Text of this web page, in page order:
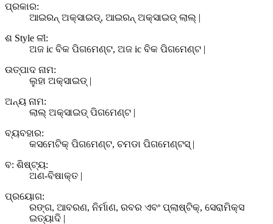
ପ୍ରକାର:
ଆଇରନ୍ ଅକ୍ସାଇଡ୍, ଆଇରନ୍ ଅକ୍ସାଇଡ୍ ଲାଲ୍ |
ଶ Style ଳୀ:
ଅଜ ic ବିକ ପିଗମେଣ୍ଟ, ଅଜ ic ବିକ ପିଗମେଣ୍ଟ |
ଉତ୍ପାଦ ନାମ:
ଲୁହା ଅକ୍ସାଇଡ୍ |
ଅନ୍ୟ ନାମ:
ଲାଲ୍ ଅକ୍ସାଇଡ୍ ପିଗମେଣ୍ଟ |
ବ୍ୟବହାର:
କସମେଟିକ୍ ପିଗମେଣ୍ଟ, ଚମଡା ପିଗମେଣ୍ଟସ୍ |
ବ: ଶିଷ୍ଟ୍ୟ:
ଅଣ-ବିଷାକ୍ତ |
ପ୍ରୟୋଗ:
ରଙ୍ଗ, ଆବରଣ, ନିର୍ମାଣ, ରବର ଏବଂ ପ୍ଲାଷ୍ଟିକ୍, ସେରାମିକ୍ସ
ଇତ୍ୟାଦି |